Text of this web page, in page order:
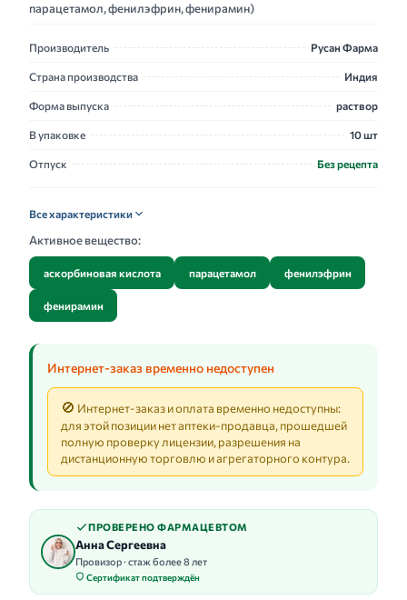
парацетамол, фенилэфрин, фенирамин)
Производитель Русан Фарма
Страна производства Индия
Форма выпуска раствор
В упаковке 10 шт
Отпуск Без рецепта
Все характеристики
Активное вещество:
аскорбиновая кислота парацетамол фенилэфрин
фенирамин
Интернет-заказ временно недоступен
🚫 Интернет-заказ и оплата временно недоступны:
для этой позиции нет аптеки-продавца, прошедшей
полную проверку лицензии, разрешения на
дистанционную торговлю и агрегаторного контура.
ПРОВЕРЕНО ФАРМАЦЕВТОМ
Анна Сергеевна
Провизор · стаж более 8 лет
Сертификат подтверждён